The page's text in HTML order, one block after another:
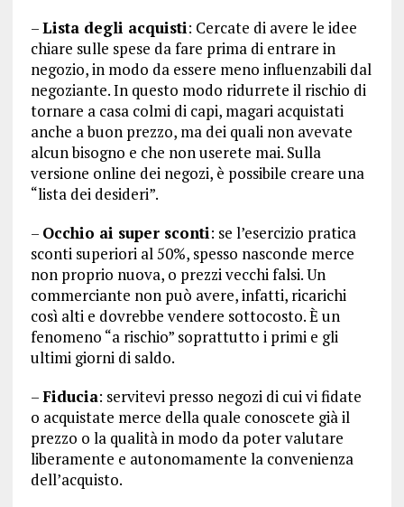
–Lista degli acquisti: Cercate di avere le idee
chiare sulle spese da fare prima di entrare in
negozio, in modo da essere meno influenzabili dal
negoziante. In questo modo ridurrete il rischio di
tornare a casa colmi di capi, magari acquistati
anche a buon prezzo, ma dei quali non avevate
alcun bisogno e che non userete mai. Sulla
versione online dei negozi, è possibile creare una
“lista dei desideri”.
– Occhio ai super sconti: se l’esercizio pratica
sconti superiori al 50%, spesso nasconde merce
non proprio nuova, o prezzi vecchi falsi. Un
commerciante non può avere, infatti, ricarichi
così alti e dovrebbe vendere sottocosto. È un
fenomeno “a rischio” soprattutto i primi e gli
ultimi giorni di saldo.
–Fiducia: servitevi presso negozi di cui vi fidate
o acquistate merce della quale conoscete già il
prezzo o la qualità in modo da poter valutare
liberamente e autonomamente la convenienza
dell’acquisto.